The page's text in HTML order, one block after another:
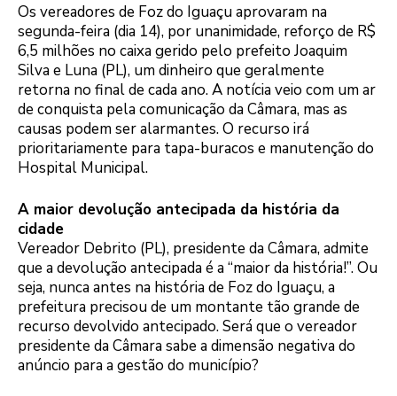
Os vereadores de Foz do Iguaçu aprovaram na
segunda-feira (dia 14), por unanimidade, reforço de R$
6,5 milhões no caixa gerido pelo prefeito Joaquim
Silva e Luna (PL), um dinheiro que geralmente
retorna no final de cada ano. A notícia veio com um ar
de conquista pela comunicação da Câmara, mas as
causas podem ser alarmantes. O recurso irá
prioritariamente para tapa-buracos e manutenção do
Hospital Municipal.
A maior devolução antecipada da história da
cidade
Vereador Debrito (PL), presidente da Câmara, admite
que a devolução antecipada é a “maior da história!”. Ou
seja, nunca antes na história de Foz do Iguaçu, a
prefeitura precisou de um montante tão grande de
recurso devolvido antecipado. Será que o vereador
presidente da Câmara sabe a dimensão negativa do
anúncio para a gestão do município?